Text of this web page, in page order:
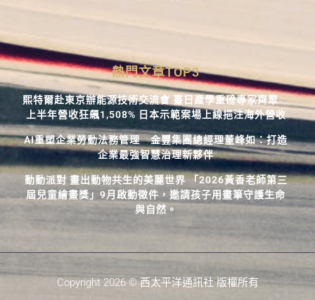
熱門文章TOP3
熙特爾赴東京辦能源技術交流會 臺日產學重磅專家齊聚
上半年營收狂飆1,508% 日本示範案場上線挹注海外營收
AI重塑企業勞動法務管理 金豐集團總經理董峰如：打造
企業最強智慧治理新夥伴
動動派對 畫出動物共生的美麗世界 「2026黃香老師第三
屆兒童繪畫獎」9月啟動徵件，邀請孩子用畫筆守護生命
與自然。
Copyright 2026 © 西太平洋通訊社 版權所有